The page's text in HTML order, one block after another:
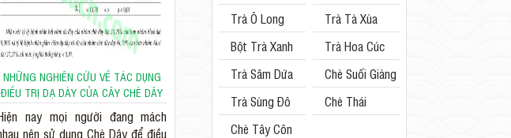
NHỮNG NGHIÊN CỨU VỀ TÁC DỤNG
ĐIỀU TRỊ DẠ DÀY CỦA CÂY CHÈ DÂY
nay mọi người đang mách
nên sử dụng Chè Dây để điều
Trà Ô Long
Trà Tà Xùa
Bột Trà Xanh
Trà Hoa Cúc
Trà Sâm Dứa
Chè Suối Giàng
Trà Sùng Đô
Chè Thái
Chè Tây Côn